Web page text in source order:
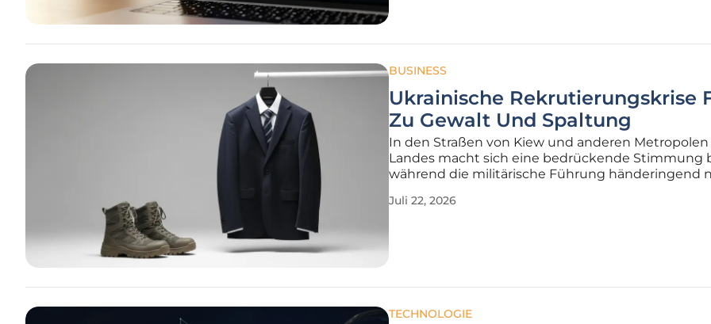
BUSINESS
Ukrainische Rekrutierungskrise
Zu Gewalt Und Spaltung
In den Straßen von Kiew und anderen Metropolen
Landes macht sich eine bedrückende Stimmung
während die militärische Führung händeringend
Verteidigungslinien zu schließen. Der seit über vier
Juli 22, 2026
TECHNOLOGIE